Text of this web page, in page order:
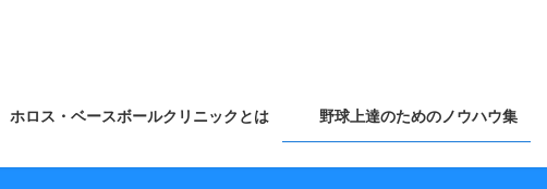
ホロス・ベースボールクリニックとは 野球上達のためのノウハウ集